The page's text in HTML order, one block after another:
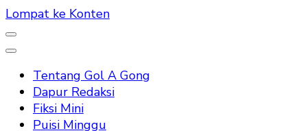
Lompat ke Konten
Tentang Gol A Gong
Dapur Redaksi
Fiksi Mini
Puisi Minggu